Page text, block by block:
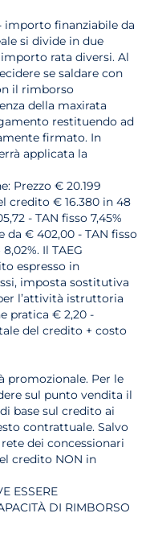
importo finanziabile da
si divide in due
rata diversi. Al
se saldare con
il rimborso
della maxirata
restituendo ad
firmato. In
applicata la
Prezzo € 20.199
credito € 16.380 in 48
- TAN fisso 7,45%
da € 402,00 - TAN fisso
Il TAEG
espresso in
imposta sostitutiva
l’attività istruttoria
pratica € 2,20 -
del credito + costo
promozionale. Per le
sul punto vendita il
base sul credito ai
contrattuale. Salvo
dei concessionari
credito NON in
ESSERE
DI RIMBORSO